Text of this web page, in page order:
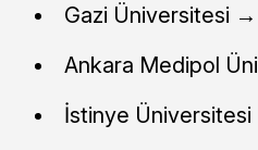
Gazi Üniversitesi →
Ankara Medipol
İstinye